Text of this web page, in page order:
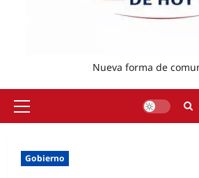
Nueva forma de
Gobierno